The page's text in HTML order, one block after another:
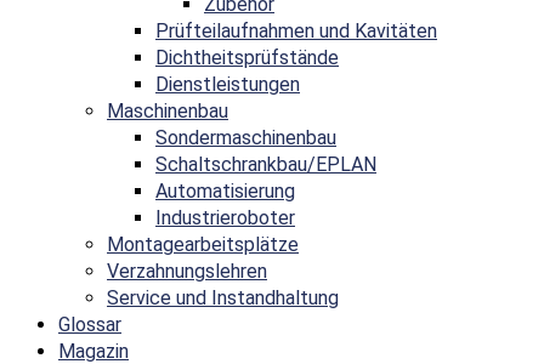
Prüfteilaufnahmen und Kavitäten
Dichtheitsprüfstände
Dienstleistungen
Maschinenbau
Sondermaschinenbau
Schaltschrankbau/EPLAN
Automatisierung
Industrieroboter
Montagearbeitsplätze
Verzahnungslehren
Service und Instandhaltung
Glossar
Magazin